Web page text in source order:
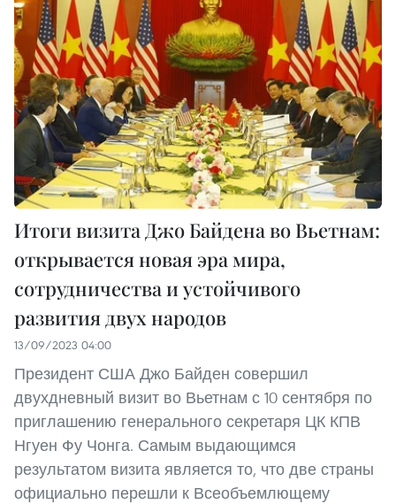
Итоги визита Джо Байдена во Вьетнам:
открывается новая эра мира,
сотрудничества и устойчивого
развития двух народов
13/09/2023 04:00
Президент США Джо Байден совершил
двухдневный визит во Вьетнам с 10 сентября по
приглашению генерального секретаря ЦК КПВ
Нгуен Фу Чонга. Самым выдающимся
результатом визита является то, что две страны
официально перешли к Всеобъемлющему